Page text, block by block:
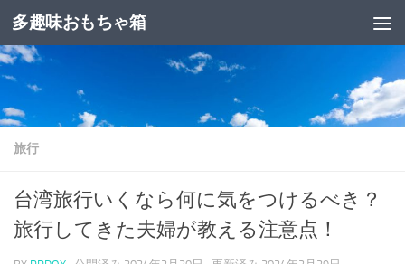
コンテンツへスキップ
多趣味おもちゃ箱
旅行
台湾旅行いくなら何に気をつけるべき？
旅行してきた夫婦が教える注意点！